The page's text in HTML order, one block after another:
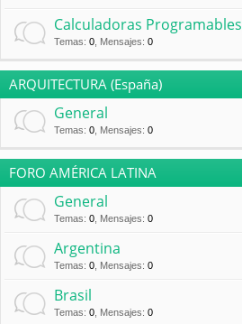
Calculadoras Programables
Temas: 0 Mensajes: 0
ARQUITECTURA (España)
General
Temas: 0 Mensajes: 0
FORO AMÉRICA LATINA
General
Temas: 0 Mensajes: 0
Argentina
Temas: 0 Mensajes: 0
Brasil
Temas: 0 Mensajes: 0